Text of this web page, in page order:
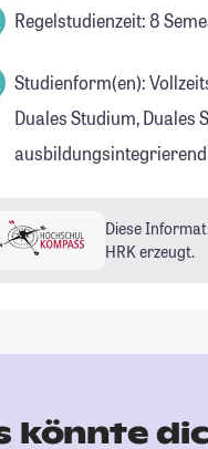
Regelstudienzeit: 8
Studienform(en):
Duales Studium, Duales
ausbildungsintegrierend
Diese
HRK erzeugt.
könnte